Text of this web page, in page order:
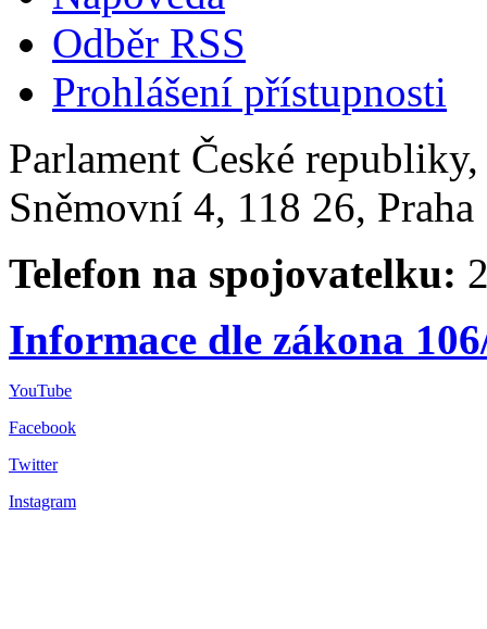
Odběr RSS
Prohlášení přístupnosti
Parlament České
Sněmovní 4, 118 26,
Telefon na spojovatelku:
Informace dle zákona
YouTube
Facebook
Twitter
Instagram